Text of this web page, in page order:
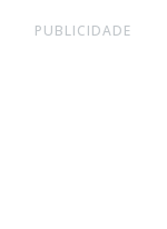
PUBLICIDADE